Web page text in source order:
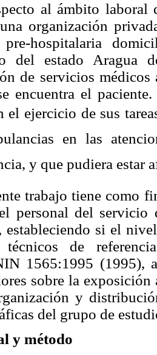
al ámbito laboral
organización
pre-hospitalaria
del estado Aragua
de servicios
encuentra el
el ejercicio de sus
en las
y que pudiera estar
trabajo tiene como
personal del servicio
estableciendo si el
técnicos de
1565:1995 (1995),
sobre la
y
del grupo de
y método